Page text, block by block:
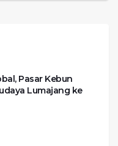
Pasar Kebun
Lumajang ke